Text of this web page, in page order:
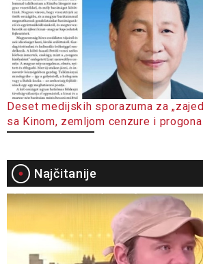
Deset medijskih sporazuma za
sa Kinom, zemljom cenzure i
Najčitanije